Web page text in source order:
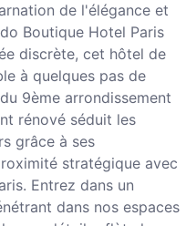
de l'élégance et
Boutique Hotel Paris
discrète, cet hôtel de
à quelques pas de
9ème arrondissement
rénové séduit les
grâce à ses
stratégique avec
Entrez dans un
dans nos espaces